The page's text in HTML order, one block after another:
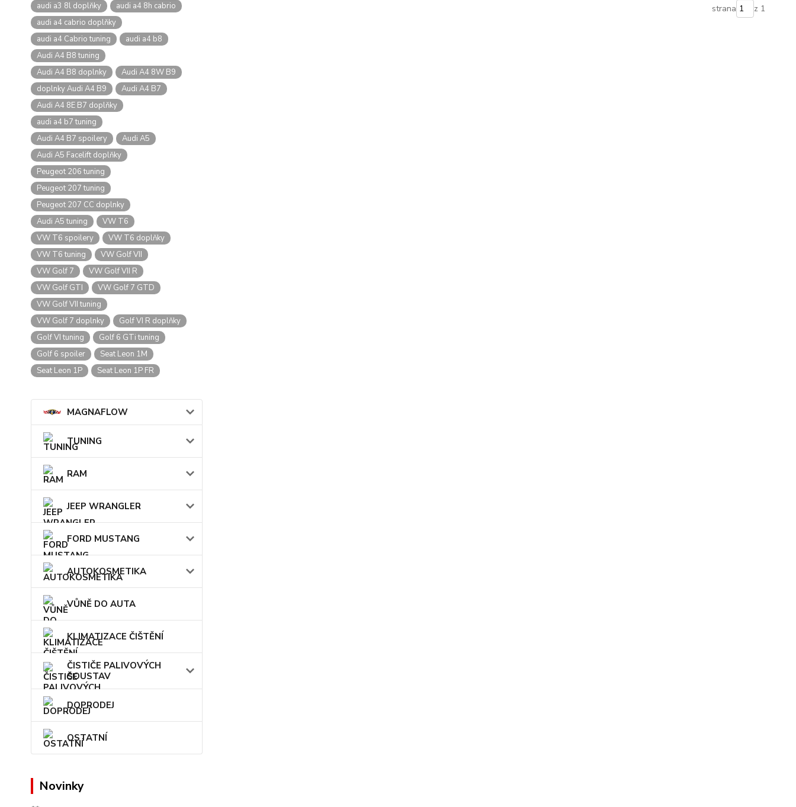
audi a3 8l doplňky
audi a4 8h cabrio
audi a4 cabrio doplňky
audi a4 Cabrio tuning
audi a4 b8
Audi A4 B8 tuning
Audi A4 B8 doplnky
Audi A4 8W B9
doplnky Audi A4 B9
Audi A4 B7
Audi A4 8E B7 doplňky
audi a4 b7 tuning
Audi A4 B7 spoilery
Audi A5
Audi A5 Facelift doplňky
Peugeot 206 tuning
Peugeot 207 tuning
Peugeot 207 CC doplnky
Audi A5 tuning
VW T6
VW T6 spoilery
VW T6 doplňky
VW T6 tuning
VW Golf VII
VW Golf 7
VW Golf VII R
VW Golf GTI
VW Golf 7 GTD
VW Golf VII tuning
VW Golf 7 doplnky
Golf VI R doplňky
Golf VI tuning
Golf 6 GTi tuning
Golf 6 spoiler
Seat Leon 1M
Seat Leon 1P
Seat Leon 1P FR
MAGNAFLOW
TUNING
RAM
JEEP WRANGLER
FORD MUSTANG
AUTOKOSMETIKA
VŮNĚ DO AUTA
KLIMATIZACE ČIŠTĚNÍ
ČISTIČE PALIVOVÝCH
SOUSTAV
DOPRODEJ
OSTATNÍ
Novinky
strana z 1